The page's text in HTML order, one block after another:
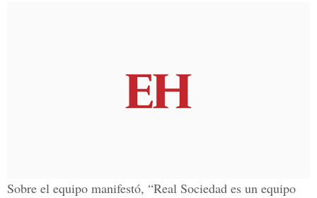
Sobre el equipo manifestó, “Real Sociedad es un equipo